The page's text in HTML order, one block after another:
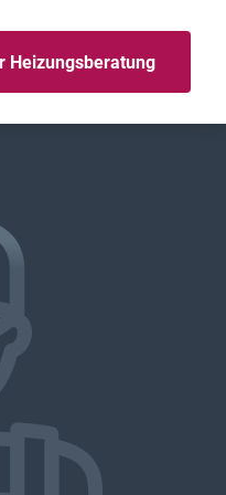
Heizungsberatung